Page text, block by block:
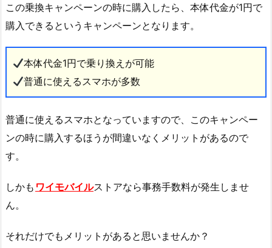
この乗換キャンペーンの時に購入したら、本体代金が1円で
購入できるというキャンペーンとなります。
本体代金1円で乗り換えが可能
普通に使えるスマホが多数
普通に使えるスマホとなっていますので、このキャンペー
ンの時に購入するほうが間違いなくメリットがあるので
す。
しかも ワイモバイルストアなら事務手数料が発生しませ
ん。
それだけでもメリットがあると思いませんか？